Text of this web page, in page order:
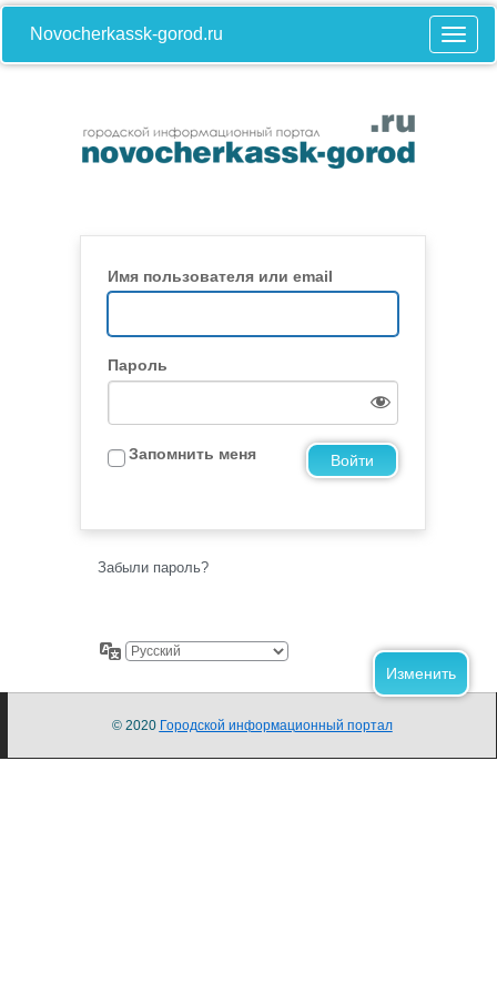
Novocherkassk-gorod.ru
Имя пользователя или email
Пароль
Запомнить меня
Забыли пароль?
© 2020 Городской информационный портал